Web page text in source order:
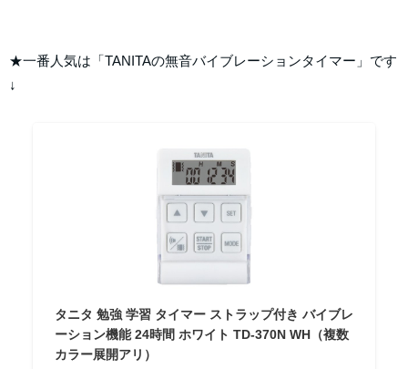
★一番人気は「TANITAの無音バイブレーションタイマー」です
↓
タニタ 勉強 学習 タイマー ストラップ付き バイブレ
ーション機能 24時間 ホワイト TD-370N WH（複数
カラー展開アリ）